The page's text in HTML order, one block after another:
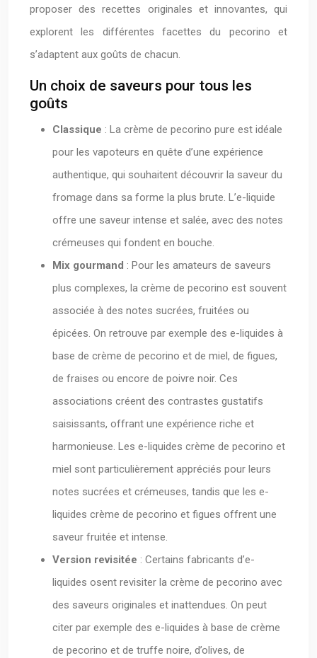
proposer des recettes originales et innovantes, qui
explorent les différentes facettes du pecorino et
s’adaptent aux goûts de chacun.
Un choix de saveurs pour tous les
goûts
Classique : La crème de pecorino pure est idéale
pour les vapoteurs en quête d’une expérience
authentique, qui souhaitent découvrir la saveur du
fromage dans sa forme la plus brute. L’e-liquide
offre une saveur intense et salée, avec des notes
crémeuses qui fondent en bouche.
Mix gourmand : Pour les amateurs de saveurs
plus complexes, la crème de pecorino est souvent
associée à des notes sucrées, fruitées ou
épicées. On retrouve par exemple des e-liquides à
base de crème de pecorino et de miel, de figues,
de fraises ou encore de poivre noir. Ces
associations créent des contrastes gustatifs
saisissants, offrant une expérience riche et
harmonieuse. Les e-liquides crème de pecorino et
miel sont particulièrement appréciés pour leurs
notes sucrées et crémeuses, tandis que les e-
liquides crème de pecorino et figues offrent une
saveur fruitée et intense.
Version revisitée : Certains fabricants d’e-
liquides osent revisiter la crème de pecorino avec
des saveurs originales et inattendues. On peut
citer par exemple des e-liquides à base de crème
de pecorino et de truffe noire, d’olives, de